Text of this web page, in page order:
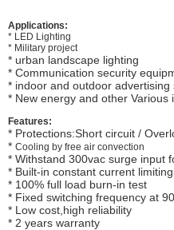
Applications:
* LED Lighting
* Military project
* urban landscape lighting
* Communication security
* indoor and outdoor advertising
* New energy and other Various
Features:
* Protections:Short circuit /
* Cooling by free air convection
* Withstand 300vac surge input
* Built-in constant current
* 100% full load burn-in test
* Fixed switching frequency at
* Low cost,high reliability
* 2 years warranty